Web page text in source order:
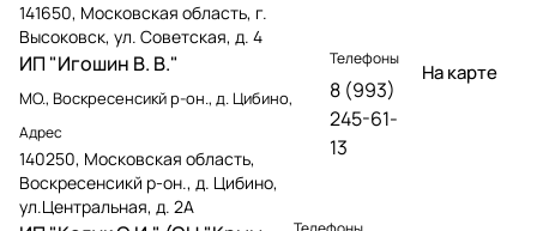
141650, Московская область, г.
Высоковск, ул. Советская, д. 4
ИП "Игошин В. В."
МО., Воскресенсикй р-он., д. Цибино,
Адрес
140250, Московская область,
Воскресенсикй р-он., д. Цибино,
ул.Центральная, д. 2А
Телефоны
8 (993)
245-61-
13
На карте